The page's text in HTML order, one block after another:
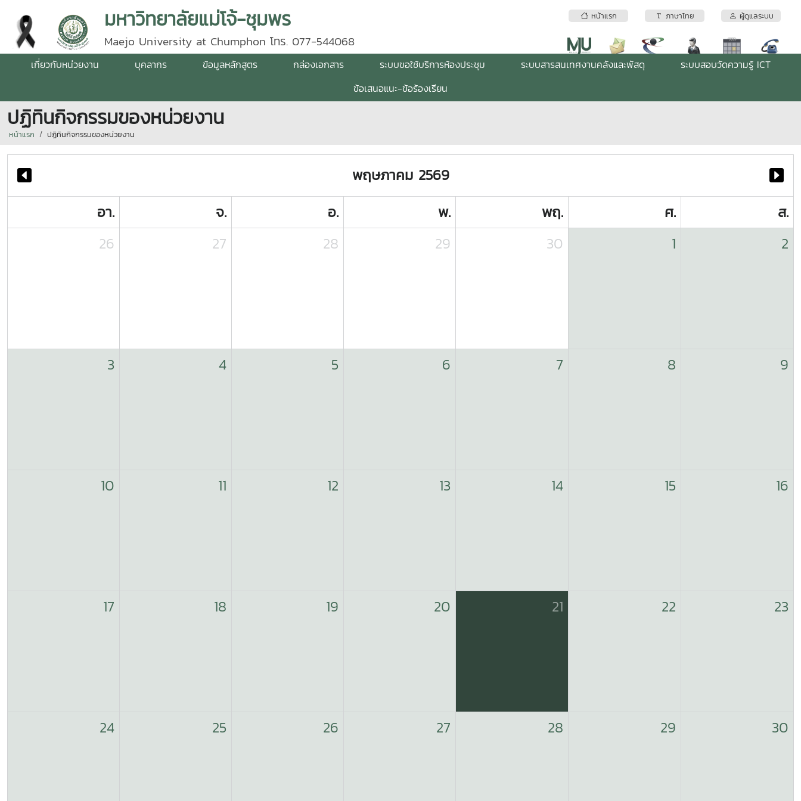
หน้าแรก ภาษาไทย ผู้ดูแลระบบ
มหาวิทยาลัยแม่โจ้-ชุมพร
Maejo University at Chumphon โทร. 077-544068
เกี่ยวกับหน่วยงาน บุคลากร ข้อมูลหลักสูตร กล่องเอกสาร ระบบขอใช้บริการห้องประชุม ระบบสารสนเทศงานคลังและพัสดุ
ระบบสอบวัดความรู้ ICT
ข้อเสนอแนะ-ข้อร้องเรียน
ปฏิทินกิจกรรมของหน่วยงาน
หน้าแรก ปฏิทินกิจกรรมของหน่วยงาน
พฤษภาคม 2569
อา.
จ. อ. พ. พฤ. ศ.
ส.
26
27 28 29 30 1 2
3 4 5 6 7 8 9
10 11 12 13 14 15 16
17 18 19 20 21 22 23
24 25 26 27 28 29 30